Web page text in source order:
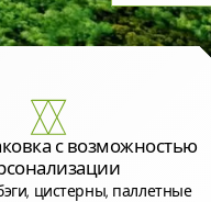
с возможностью
цистерны, паллетные